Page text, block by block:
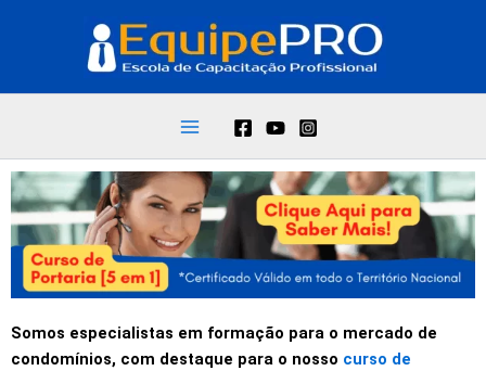
conteúdo
Somos especialistas em formação para o mercado de
condomínios, com destaque para o nosso curso de